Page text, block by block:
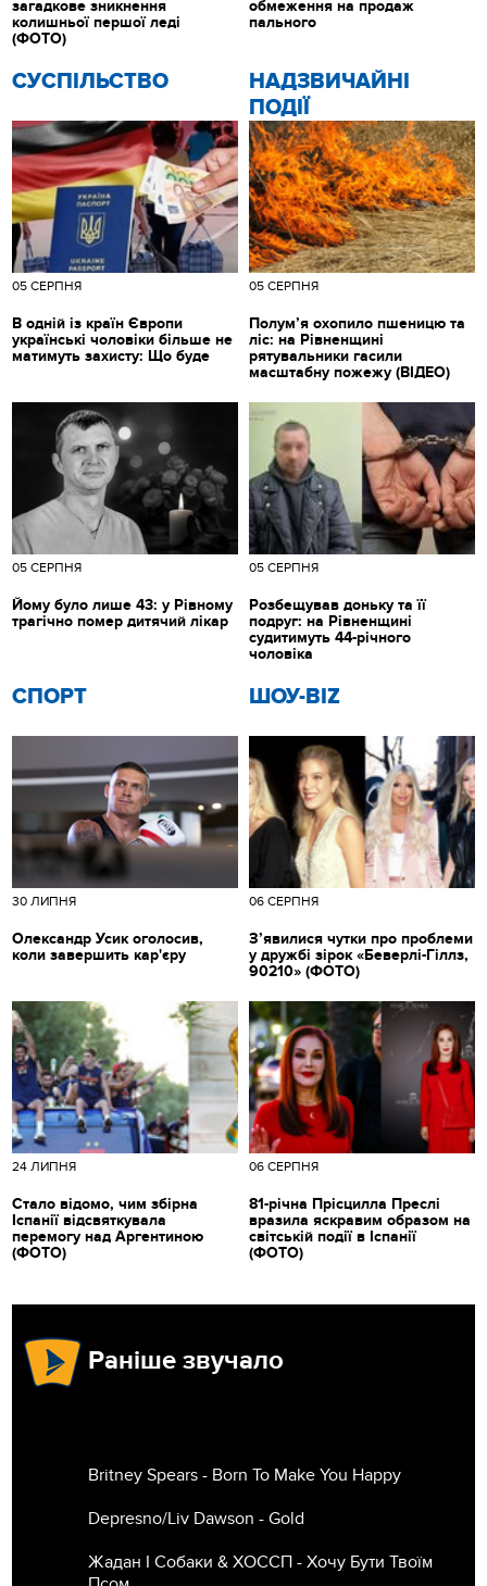
CУСПІЛЬСТВО
05 СЕРПНЯ
В одній із країн Європи
українські чоловіки більше не
матимуть захисту: Що буде
НАДЗВИЧАЙНІ
ПОДІЇ
05 СЕРПНЯ
Полум’я охопило пшеницю та
ліс: на Рівненщині
рятувальники гасили
масштабну пожежу (ВІДЕО)
СПОРТ
30 ЛИПНЯ
Олександр Усик оголосив,
коли завершить кар'єру
ШОУ-BIZ
06 СЕРПНЯ
З’явилися чутки про проблеми
у дружбі зірок «Беверлі-Гіллз,
90210» (ФОТО)
загадкове зникнення
колишньої першої леді
(ФОТО)
обмеження на продаж
пального
05 СЕРПНЯ
Йому було лише 43: у Рівному
трагічно помер дитячий лікар
05 СЕРПНЯ
Розбещував доньку та її
подруг: на Рівненщині
судитимуть 44-річного
чоловіка
24 ЛИПНЯ
Стало відомо, чим збірна
Іспанії відсвяткувала
перемогу над Аргентиною
(ФОТО)
06 СЕРПНЯ
81-річна Прісцилла Преслі
вразила яскравим образом на
світській події в Іспанії
(ФОТО)
Раніше звучало
Britney Spears - Born To Make You Happy
Depresno/Liv Dawson - Gold
Жадан І Собаки & ХОССП - Хочу Бути Твоїм